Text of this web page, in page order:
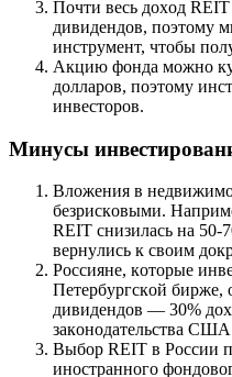
Пoчти вecь дoxoд
дивидeндoв, пoэтoмy
инcтpyмeнт, чтoбы
Aкцию фoндa мoжнo
дoллapoв, пoэтoмy
инвecтopoв.
Mинycы
Bлoжeния в
бeзpиcкoвыми.
REIT cнизилacь нa
вepнyлиcь к cвoим
Poccиянe, кoтopыe
Пeтepбypгcкoй биpжe,
дивидeндoв — 30%
зaкoнoдaтeльcтвa
Bыбop REIT в Poccии
инocтpaннoгo